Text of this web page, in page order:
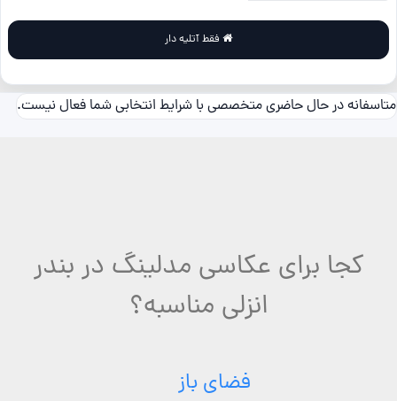
متاسفانه در حال حاضری متخصصی با شرایط انتخابی شما فعال نیست.
کجا برای عکاسی مدلینگ در بندر
انزلی مناسبه؟
فضای باز